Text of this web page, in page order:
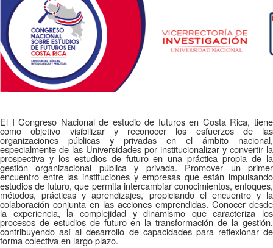
El I Congreso Nacional de estudio de futuros en Costa Rica, tiene
como objetivo visibilizar y reconocer los esfuerzos de las
organizaciones públicas y privadas en el ámbito nacional,
especialmente de las Universidades por institucionalizar y convertir la
prospectiva y los estudios de futuro en una práctica propia de la
gestión organizacional pública y privada. Promover un primer
encuentro entre las instituciones y empresas que están impulsando
estudios de futuro, que permita intercambiar conocimientos, enfoques,
métodos, prácticas y aprendizajes, propiciando el encuentro y la
colaboración conjunta en las acciones emprendidas. Conocer desde
la experiencia, la complejidad y dinamismo que caracteriza los
procesos de estudios de futuro en la transformación de la gestión,
contribuyendo así al desarrollo de capacidades para reflexionar de
forma colectiva en largo plazo.